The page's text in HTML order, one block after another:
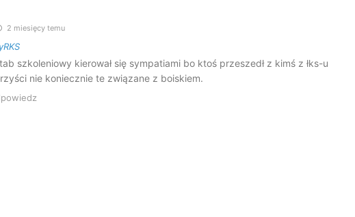
2 miesięcy temu
szkoleniowy kierował się sympatiami bo ktoś przeszedł z kimś z łks-u
nie koniecznie te związane z boiskiem.